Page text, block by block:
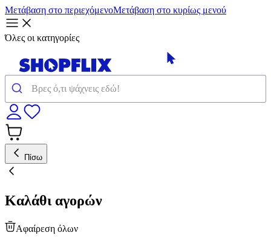
Μετάβαση στο περιεχόμενοΜετάβαση στο κυρίως μενού
Όλες οι κατηγορίες
Πίσω
Καλάθι αγορών
Αφαίρεση όλων